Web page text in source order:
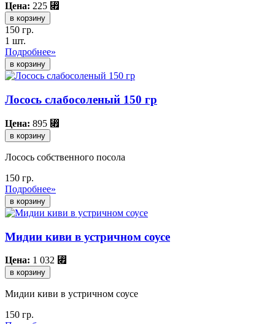
Цена: 225 ⃏
в корзину
150 гр.
1 шт.
Подробнее»
Лосось слабосоленый 150 гр
Цена: 895 ⃏
в корзину
Лосось собственного посола
150 гр.
Подробнее»
Мидии киви в устричном соусе
Цена: 1 032 ⃏
в корзину
Мидии киви в устричном соусе
150 гр.